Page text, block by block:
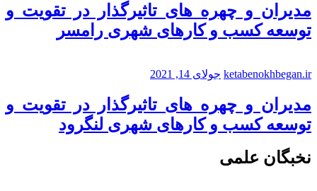
مدیران و چهره های تاثیرگذار در تقویت و
توسعه کسب و کارهای شهری رامسر
ketabenokhbegan.ir جولای 14, 2021
مدیران و چهره های تاثیرگذار در تقویت و
توسعه کسب و کارهای شهری لنگرود
نخبگان علمی